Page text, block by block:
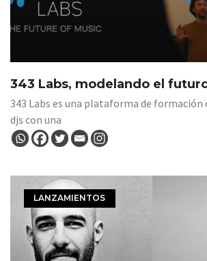
343 Labs, modelando el
343 Labs es una plataforma de formación
djs con una
LANZAMIENTOS